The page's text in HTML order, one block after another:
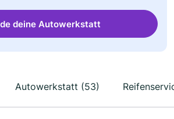
deine Autowerkstatt
Autowerkstatt (53)